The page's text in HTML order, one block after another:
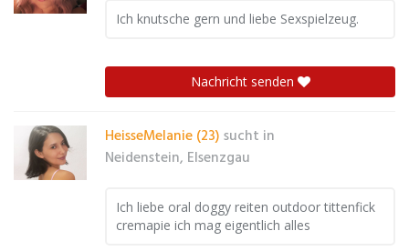
Ich knutsche gern und liebe Sexspielzeug.
Nachricht senden
HeisseMelanie (23) sucht in
Neidenstein, Elsenzgau
Ich liebe oral doggy reiten outdoor tittenfick
cremapie ich mag eigentlich alles